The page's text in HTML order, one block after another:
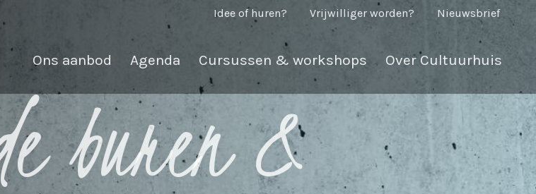
Idee of huren? Vrijwilliger worden? Nieuwsbrief
Ons aanbod Agenda Cursussen & workshops Over Cultuurhuis
buren &